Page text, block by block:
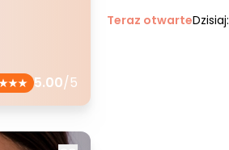
5.00/5
Teraz otwarteDzisiaj: